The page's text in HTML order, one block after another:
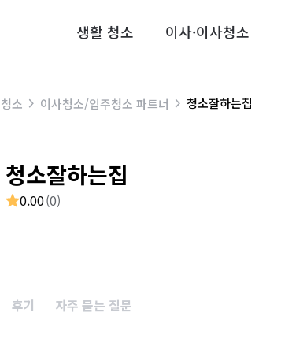
생활 청소 이사·이사청소
소 이사청소/입주청소 파트너 청소잘하는집
청소잘하는집
0.00(0)
후기 자주 묻는 질문